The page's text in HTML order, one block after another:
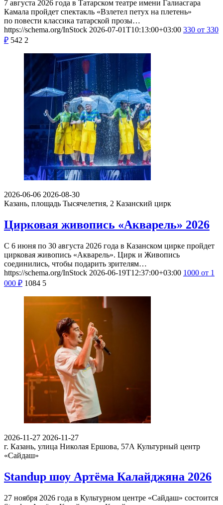
7 августа 2026 года в Татарском театре имени Галиасгара
Камала пройдет спектакль «Взлетел петух на плетень»
по повести классика татарской прозы…
https://schema.org/InStock 2026-07-01T10:13:00+03:00 330 от 330
₽ 542 2
2026-06-06 2026-08-30
Казань, площадь Тысячелетия, 2 Казанский цирк
Цирковая живопись «Акварель» 2026
С 6 июня по 30 августа 2026 года в Казанском цирке пройдет
цирковая живопись «Акварель». Цирк и Живопись
соединились, чтобы подарить зрителям…
https://schema.org/InStock 2026-06-19T12:37:00+03:00 1000 от 1
000 ₽ 1084 5
2026-11-27 2026-11-27
г. Казань, улица Николая Ершова, 57А Культурный центр
«Сайдаш»
Standup шоу Артёма Калайджяна 2026
27 ноября 2026 года в Культурном центре «Сайдаш» состоится